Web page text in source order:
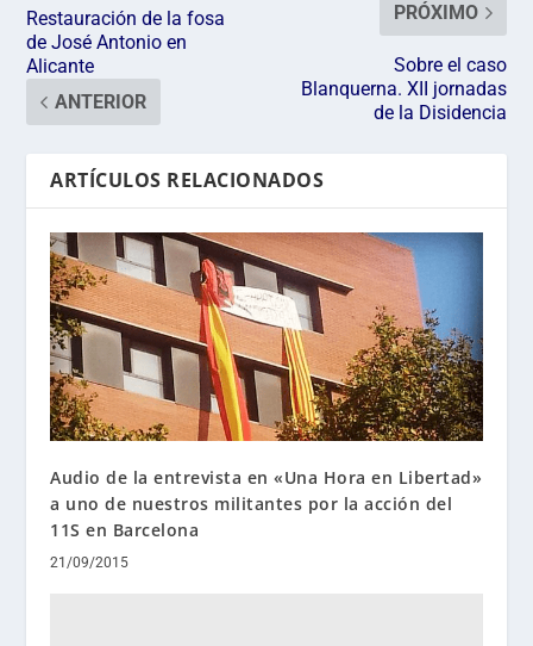
Restauración de la fosa
de José Antonio en
Alicante
ANTERIOR
PRÓXIMO
Sobre el caso
Blanquerna. XII jornadas
de la Disidencia
ARTÍCULOS RELACIONADOS
Audio de la entrevista en «Una Hora en Libertad»
a uno de nuestros militantes por la acción del
11S en Barcelona
21/09/2015